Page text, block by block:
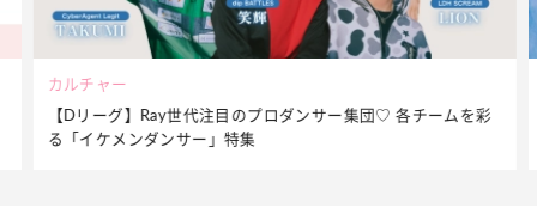
ビューティー
夏だからこそ“水分”が大切！くずれないメイクをつくる【保湿
ケア】アイテム3選